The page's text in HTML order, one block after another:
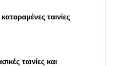
ταινίες
ταινίες και